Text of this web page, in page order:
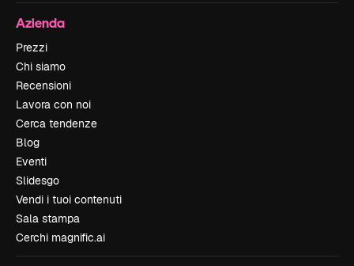
Azienda
Prezzi
Chi siamo
Recensioni
Lavora con noi
Cerca tendenze
Blog
Eventi
Slidesgo
Vendi i tuoi contenuti
Sala stampa
Cerchi magnific.ai